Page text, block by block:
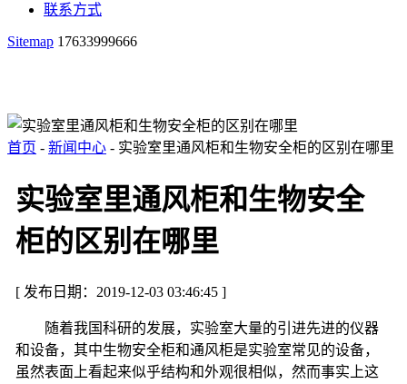
联系方式
Sitemap 17633999666
首页 - 新闻中心 - 实验室里通风柜和生物安全柜的区别在哪里
实验室里通风柜和生物安全
柜的区别在哪里
[ 发布日期：2019-12-03 03:46:45 ]
随着我国科研的发展，实验室大量的引进先进的仪器
和设备，其中生物安全柜和通风柜是实验室常见的设备，
虽然表面上看起来似乎结构和外观很相似，然而事实上这